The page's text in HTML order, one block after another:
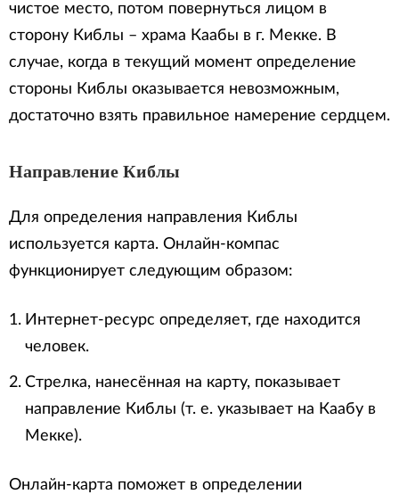
чистое место, потом повернуться лицом в
сторону Киблы – храма Каабы в г. Мекке. В
случае, когда в текущий момент определение
стороны Киблы оказывается невозможным,
достаточно взять правильное намерение сердцем.
Направление Киблы
Для определения направления Киблы
используется карта. Онлайн-компас
функционирует следующим образом:
Интернет-ресурс определяет, где находится
человек.
Стрелка, нанесённая на карту, показывает
направление Киблы (т. е. указывает на Каабу в
Мекке).
Онлайн-карта поможет в определении